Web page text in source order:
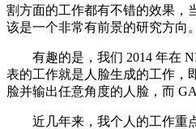
割方面的工作都有不错的效果，
该是一个非常有前景的研究方向。
有趣的是，我们 2014 年在
表的工作就是人脸生成的工作，
脸并输出任意角度的人脸，而
近几年来，我个人的工作重